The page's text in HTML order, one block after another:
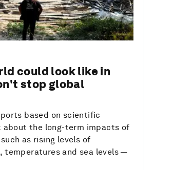
could look like in
stop global
based on scientific
about the long-term impacts of
as rising levels of
temperatures and sea levels —